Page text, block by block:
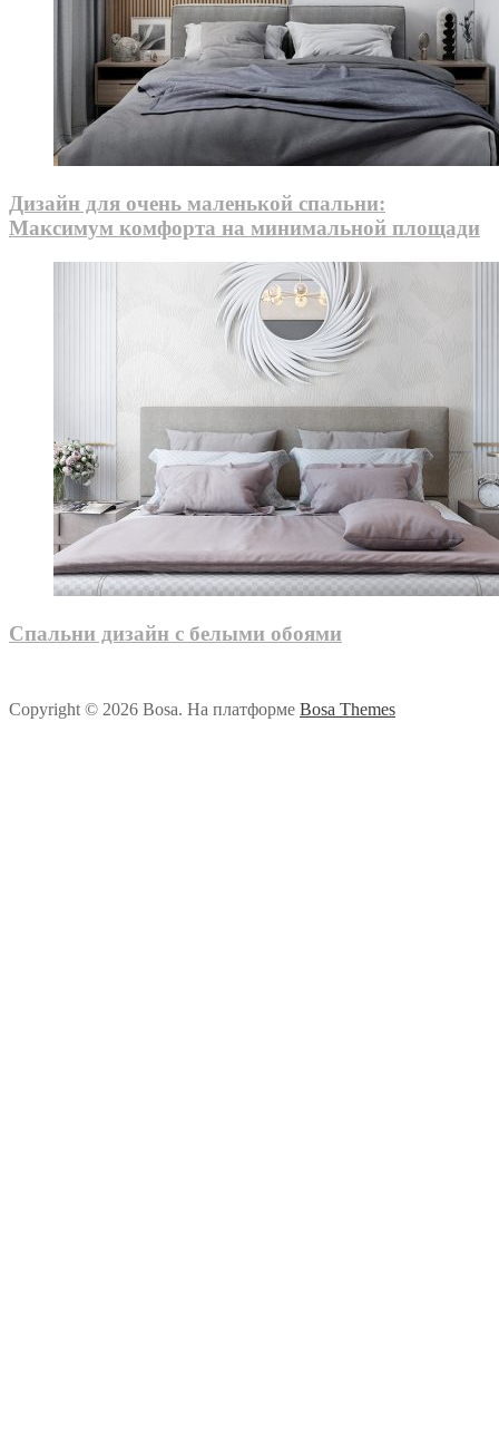
Дизайн для очень маленькой спальни:
Максимум комфорта на минимальной площади
Спальни дизайн с белыми обоями
Copyright © 2026 Bosa. На платформе Bosa Themes